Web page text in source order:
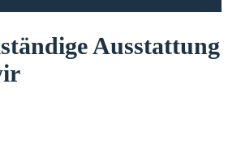
Ausstattung